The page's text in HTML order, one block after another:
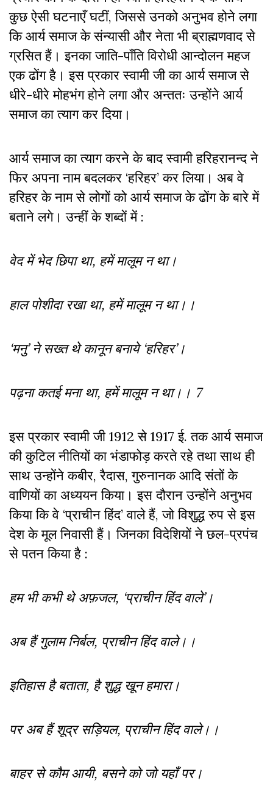
कुछ ऐसी घटनाएँ घटीं, जिससे उनको अनुभव होने लगा
कि आर्य समाज के संन्यासी और नेता भी ब्राह्मणवाद से
ग्रसित हैं। इनका जाति-पाँति विरोधी आन्दोलन महज
एक ढोंग है। इस प्रकार स्वामी जी का आर्य समाज से
धीरे-धीरे मोहभंग होने लगा और अन्ततः उन्होंने आर्य
समाज का त्याग कर दिया।
आर्य समाज का त्याग करने के बाद स्वामी हरिहरानन्द ने
फिर अपना नाम बदलकर ‘हरिहर’ कर लिया। अब वे
हरिहर के नाम से लोगों को आर्य समाज के ढोंग के बारे में
बताने लगे। उन्हीं के शब्दों में :
वेद में भेद छिपा था, हमें मालूम न था।
हाल पोशीदा रखा था, हमें मालूम न था।।
‘मनु’ ने सख्त थे कानून बनाये ‘हरिहर’।
पढ़ना कतई मना था, हमें मालूम न था।। 7
इस प्रकार स्वामी जी 1912 से 1917 ई. तक आर्य समाज
की कुटिल नीतियों का भंडाफोड़ करते रहे तथा साथ ही
साथ उन्होंने कबीर, रैदास, गुरुनानक आदि संतों के
वाणियों का अध्ययन किया। इस दौरान उन्होंने अनुभव
किया कि वे ‘प्राचीन हिंद’ वाले हैं, जो विशुद्ध रुप से इस
देश के मूल निवासी हैं। जिनका विदेशियों ने छल-प्रपंच
से पतन किया है :
हम भी कभी थे अफ़जल, ‘प्राचीन हिंद वाले’।
अब हैं गुलाम निर्बल, प्राचीन हिंद वाले।।
इतिहास है बताता, है शुद्ध खून हमारा।
पर अब हैं शूद्र सड़ियल, प्राचीन हिंद वाले।।
बाहर से कौम आयी, बसने को जो यहाँ पर।